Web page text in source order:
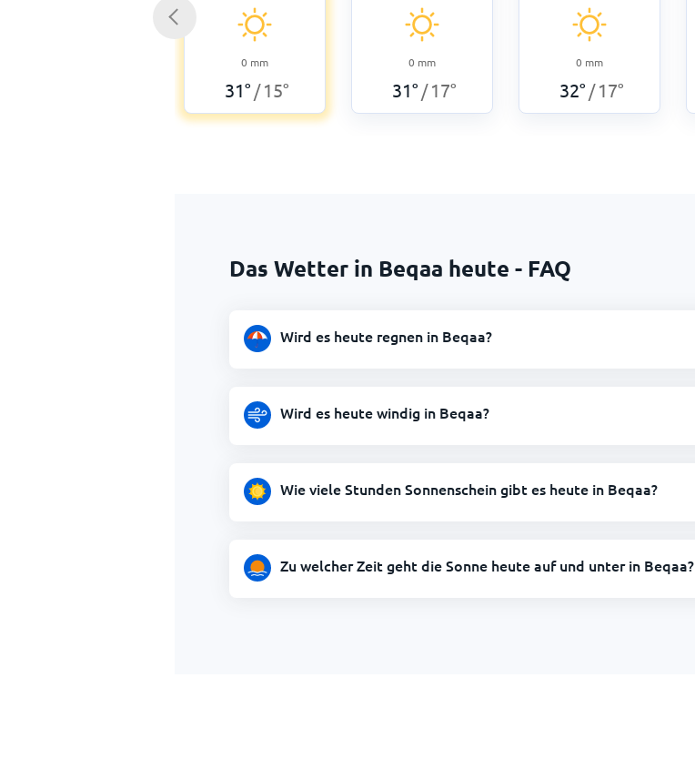
0 mm
31° / 15°
0 mm
31° / 17°
0 mm
32° / 17°
Das Wetter in Beqaa heute - FAQ
Wird es heute regnen in Beqaa?
Wird es heute windig in Beqaa?
Wie viele Stunden Sonnenschein gibt es heute in Beqaa?
Zu welcher Zeit geht die Sonne heute auf und unter in Beqaa?